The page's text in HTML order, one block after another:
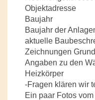
Objektadresse
Baujahr
Baujahr der
aktuelle
Zeichnungen
Angaben zu den
Heizkörper
-Fragen klären wir
Ein paar Fotos